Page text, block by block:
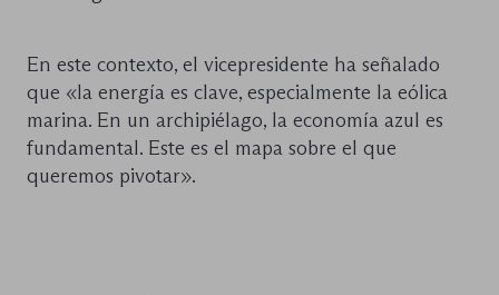
En este contexto, el vicepresidente ha señalado
que «la energía es clave, especialmente la eólica
marina. En un archipiélago, la economía azul es
fundamental. Este es el mapa sobre el que
queremos pivotar».